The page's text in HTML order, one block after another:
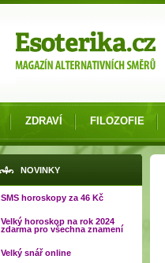
ZDRAVÍ FILOZOFIE
NOVINKY
SMS horoskopy za 46 Kč
Velký horoskop na rok 2024
zdarma pro všechna znamení
Velký snář online